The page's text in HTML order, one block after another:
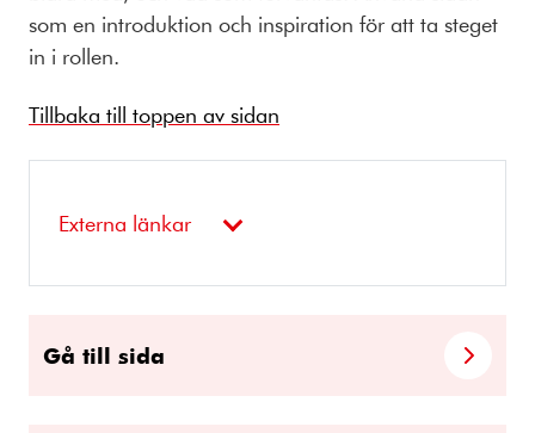
som en introduktion och inspiration för att ta steget
in i rollen.
Tillbaka till toppen av sidan
Externa länkar
Gå till sida